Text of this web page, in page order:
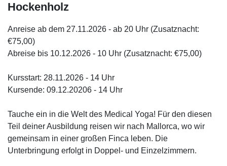
Hockenholz
Anreise ab dem 27.11.2026 - ab 20 Uhr (Zusatznacht:
€75,00)
Abreise bis 10.12.2026 - 10 Uhr (Zusatznacht: €75,00)
Kursstart: 28.11.2026 - 14 Uhr
Kursende: 09.12.20206 - 14 Uhr
Tauche ein in die Welt des Medical Yoga! Für den diesen
Teil deiner Ausbildung reisen wir nach Mallorca, wo wir
gemeinsam in einer großen Finca leben. Die
Unterbringung erfolgt in Doppel- und Einzelzimmern.